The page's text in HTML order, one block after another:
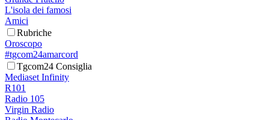
L'isola dei famosi
Amici
Rubriche
Oroscopo
#tgcom24amarcord
Tgcom24 Consiglia
Mediaset Infinity
R101
Radio 105
Virgin Radio